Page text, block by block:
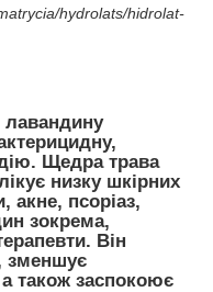
hydrolats/hidrolat-
лавандину
дію. Щедра трава
низку шкірних
акне, псоріаз,
зокрема,
Він
зменшує
а також заспокоює